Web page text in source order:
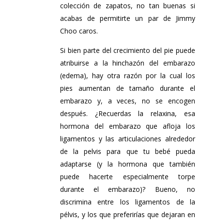
colección de zapatos, no tan buenas si
acabas de permitirte un par de Jimmy
Choo caros.
Si bien parte del crecimiento del pie puede
atribuirse a la hinchazón del embarazo
(edema), hay otra razón por la cual los
pies aumentan de tamaño durante el
embarazo y, a veces, no se encogen
después. ¿Recuerdas la relaxina, esa
hormona del embarazo que afloja los
ligamentos y las articulaciones alrededor
de la pelvis para que tu bebé pueda
adaptarse (y la hormona que también
puede hacerte especialmente torpe
durante el embarazo)? Bueno, no
discrimina entre los ligamentos de la
pélvis, y los que preferirías que dejaran en